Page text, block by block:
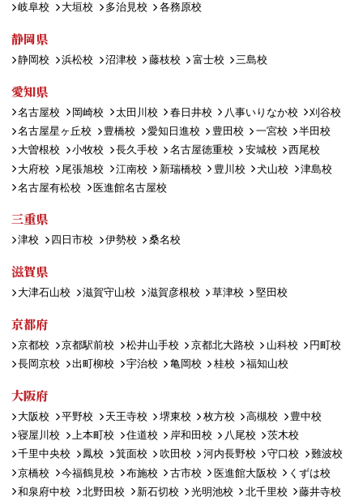
岐阜校 大垣校 多治見校 各務原校
静岡県
静岡校 浜松校 沼津校 藤枝校 富士校 三島校
愛知県
名古屋校 岡崎校 太田川校 春日井校 八事いりなか校
刈谷校
名古屋星ヶ丘校
豊橋校 愛知日進校 豊田校 一宮校
半田校
大曽根校
小牧校 長久手校 名古屋徳重校 安城校
西尾校
大府校
尾張旭校 江南校 新瑞橋校 豊川校 犬山校
津島校
名古屋有松校
医進館名古屋校
三重県
津校 四日市校 伊勢校 桑名校
滋賀県
大津石山校 滋賀守山校 滋賀彦根校 草津校 堅田校
京都府
京都校 京都駅前校 松井山手校 京都北大路校 山科校
円町校
長岡京校
出町柳校 宇治校 亀岡校 桂校 福知山校
大阪府
大阪校 平野校 天王寺校 堺東校 枚方校 高槻校
豊中校
寝屋川校
上本町校 住道校 岸和田校 八尾校
茨木校
千里中央校
鳳校 箕面校 吹田校 河内長野校 守口校
難波校
京橋校
今福鶴見校 布施校 古市校 医進館大阪校
くずは校
和泉府中校
北野田校 新石切校 光明池校 北千里校
藤井寺校